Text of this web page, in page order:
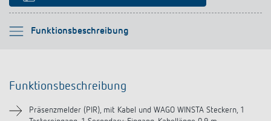
Funktionsbeschreibung
Bitte auswählen
Technische Informationen
Funktionsbeschreibung
Präsenzmelder (PIR), mit Kabel und WAGO WINSTA Steckern, 1